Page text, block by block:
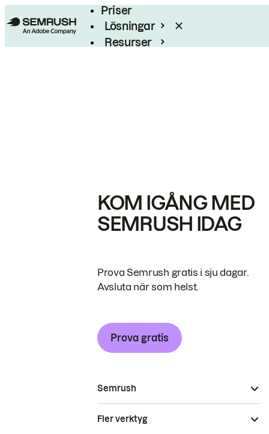
Priser
Lösningar
Resurser
KOM IGÅNG MED
SEMRUSH IDAG
Prova Semrush gratis i sju dagar.
Avsluta när som helst.
Prova gratis
Semrush
Fler verktyg